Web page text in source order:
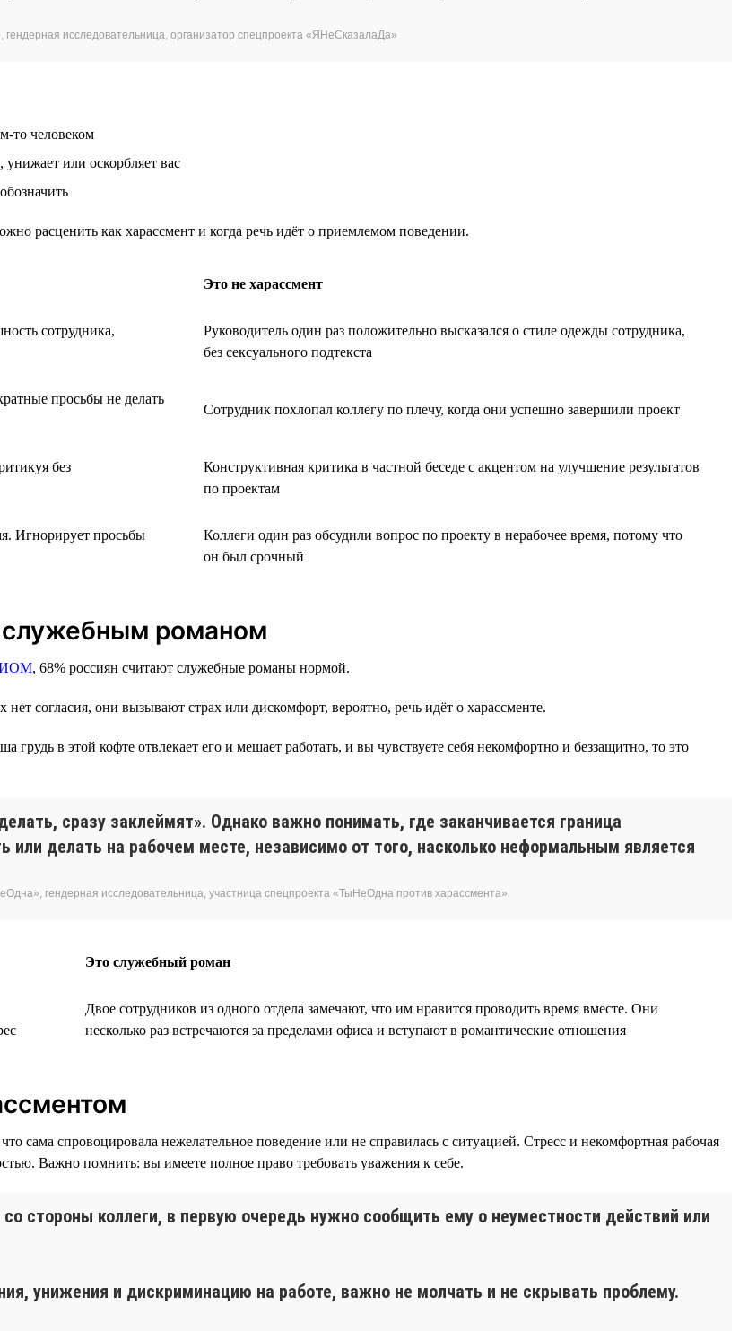
исследовательница, организатор спецпроекта «ЯНеСказалаДа»
то человеком
или оскорбляет вас
расценить как харассмент и когда речь идёт о приемлемом поведении.
Это не харассмент
сотрудника,
Руководитель один раз положительно высказался о стиле одежды сотрудника,
без сексуального подтекста
просьбы не делать
Сотрудник похлопал коллегу по плечу, когда они успешно завершили проект
без
Конструктивная критика в частной беседе с акцентом на улучшение результатов
по проектам
Игнорирует просьбы
Коллеги один раз обсудили вопрос по проекту в нерабочее время, потому что
он был срочный
служебным романом
, 68% россиян считают служебные романы нормой.
согласия, они вызывают страх или дискомфорт, вероятно, речь идёт о харассменте.
в этой кофте отвлекает его и мешает работать, и вы чувствуете себя некомфортно и беззащитно, то это
сразу заклеймят». Однако важно понимать, где заканчивается граница
делать на рабочем месте, независимо от того, насколько неформальным является
гендерная исследовательница, участница спецпроекта «ТыНеОдна против харассмента»
Это служебный роман
Двое сотрудников из одного отдела замечают, что им нравится проводить время вместе. Они
несколько раз встречаются за пределами офиса и вступают в романтические отношения
сама спровоцировала нежелательное поведение или не справилась с ситуацией. Стресс и некомфортная рабочая
Важно помнить: вы имеете полное право требовать уважения к себе.
стороны коллеги, в первую очередь нужно сообщить ему о неуместности действий или
унижения и дискриминацию на работе, важно не молчать и не скрывать проблему.